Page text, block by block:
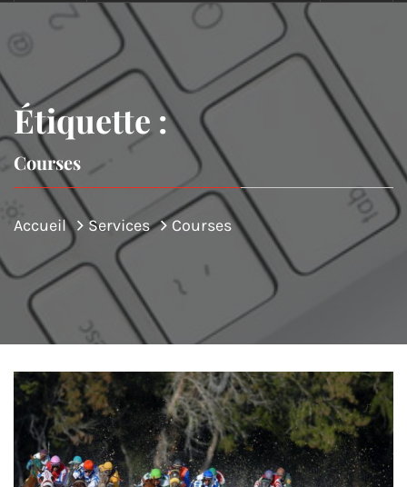
Étiquette :
Courses
Accueil Services Courses